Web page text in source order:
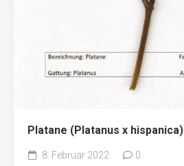
Platane (Platanus x hispanica)
8. Februar 2022 0